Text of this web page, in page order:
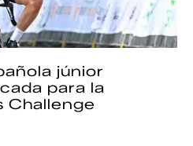
júnior
para la
Challenge